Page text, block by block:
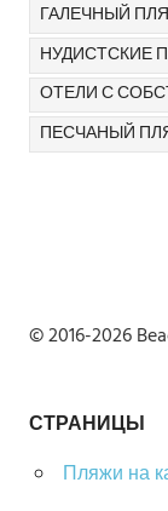
ГАЛЕЧНЫЙ
НУДИСТСКИЕ
ОТЕЛИ С
ПЕСЧАНЫЙ
© 2016-2026
СТРАНИЦЫ
Пляжи на